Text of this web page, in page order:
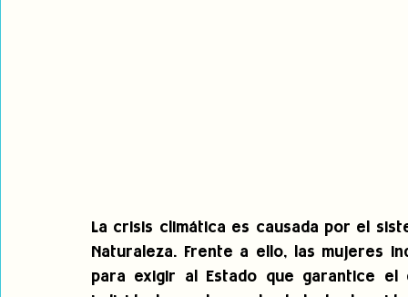
La crisis climática es causada por el
Naturaleza. Frente a ello, las mujeres
para exigir al Estado que garantice